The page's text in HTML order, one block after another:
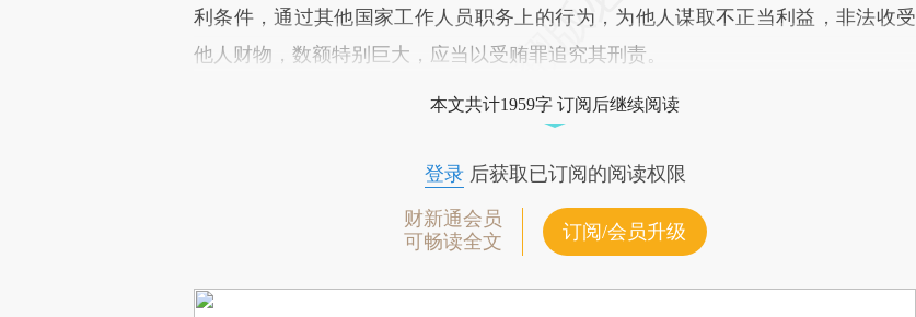
利条件，通过其他国家工作人员职务上的行为，为他人谋取不正当利益，非法收受
他人财物，数额特别巨大，应当以受贿罪追究其刑责。
本文共计1959字 订阅后继续阅读
登录后获取已订阅的阅读权限
财新通会员
可畅读全文
订阅/会员升级